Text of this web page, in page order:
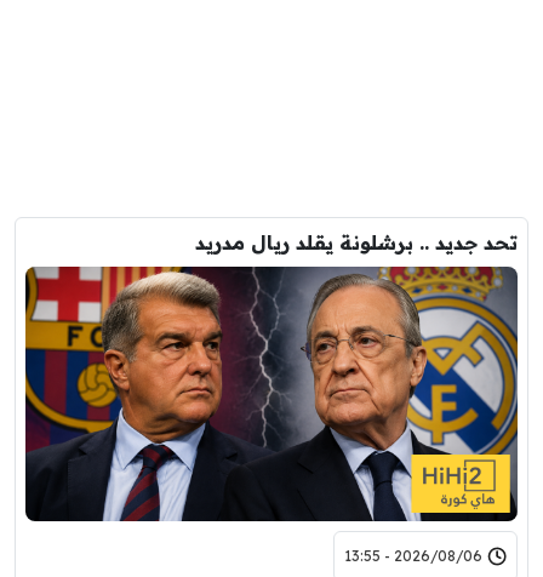
تحد جديد .. برشلونة يقلد ريال مدريد
2026/08/06 - 13:55